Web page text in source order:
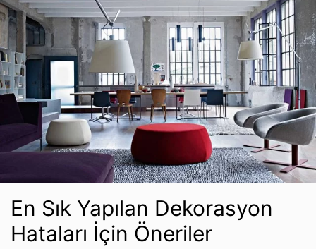
En Sık Yapılan Dekorasyon
Hataları İçin Öneriler